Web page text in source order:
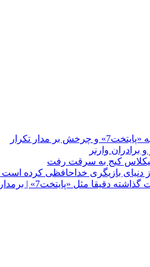
مدار تکرار
بازیگری خداحافظی کرده است
مثل «پایتخت7» | برمدار تکرار